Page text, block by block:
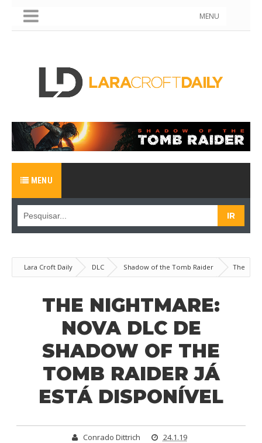
MENU
MENU
Lara Croft Daily DLC Shadow of the Tomb Raider
The
Nightmare: Nova DLC de Shadow of the Tomb Raider já está disponível
THE NIGHTMARE:
NOVA DLC DE
SHADOW OF THE
TOMB RAIDER JÁ
ESTÁ DISPONÍVEL
Conrado Dittrich 24.1.19